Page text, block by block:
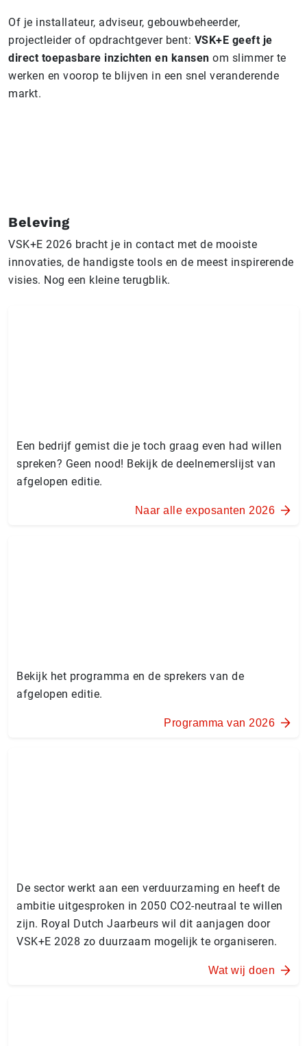
Of je installateur, adviseur, gebouwbeheerder,
projectleider of opdrachtgever bent: VSK+E geeft je
direct toepasbare inzichten en kansen om slimmer te
werken en voorop te blijven in een snel veranderende
markt.
Beleving
VSK+E 2026 bracht je in contact met de mooiste
innovaties, de handigste tools en de meest inspirerende
visies. Nog een kleine terugblik.
Een bedrijf gemist die je toch graag even had willen
spreken? Geen nood! Bekijk de deelnemerslijst van
afgelopen editie.
Naar alle exposanten 2026
Bekijk het programma en de sprekers van de
afgelopen editie.
Programma van 2026
De sector werkt aan een verduurzaming en heeft de
ambitie uitgesproken in 2050 CO2-neutraal te willen
zijn. Royal Dutch Jaarbeurs wil dit aanjagen door
VSK+E 2028 zo duurzaam mogelijk te organiseren.
Wat wij doen